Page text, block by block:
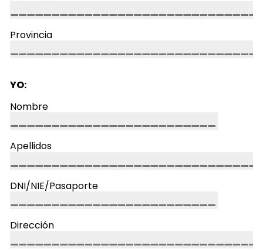
Provincia
YO:
Nombre
Apellidos
DNI/NIE/Pasaporte
Dirección